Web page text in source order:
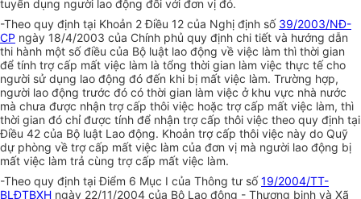
tuyển dụng người lao động đối với đơn vị đó.
-Theo quy định tại Khoản 2 Điều 12 của Nghị định số 39/2003/NĐ-
CP ngày 18/4/2003 của Chính phủ quy định chi tiết và hướng dẫn
thi hành một số điều của Bộ luật lao động về việc làm thì thời gian
để tính trợ cấp mất việc làm là tổng thời gian làm việc thực tế cho
người sử dụng lao động đó đến khi bị mất việc làm. Trường hợp,
người lao động trước đó có thời gian làm việc ở khu vực nhà nước
mà chưa được nhận trợ cấp thôi việc hoặc trợ cấp mất việc làm, thì
thời gian đó chỉ được tính để nhận trợ cấp thôi việc theo quy định tại
Điều 42 của Bộ luật Lao động. Khoản trợ cấp thôi việc này do Quỹ
dự phòng về trợ cấp mất việc làm của đơn vị mà người lao động bị
mất việc làm trả cùng trợ cấp mất việc làm.
-Theo quy định tại Điểm 6 Mục I của Thông tư số19/2004/TT-
BLĐTBXH ngày 22/11/2004 của Bộ Lao động - Thương binh và Xã